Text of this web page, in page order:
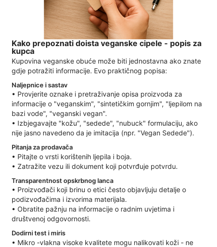
Kako prepoznati doista veganske cipele - popis za
kupca
Kupovina veganske obuće može biti jednostavna ako znate
gdje potražiti informacije. Evo praktičnog popisa:
Naljepnice i sastav
• Provjerite oznake i pretraživanje opisa proizvoda za
informacije o "veganskim", "sintetičkim gornjim", "ljepilom na
bazi vode", "veganski vegan".
• Izbjegavajte "kožu", "sedede", "nubuck" formulaciju, ako
nije jasno navedeno da je imitacija (npr. "Vegan Sedede").
Pitanja za prodavača
• Pitajte o vrsti korištenih ljepila i boja.
• Zatražite vezu ili dokument koji potvrđuje potvrdu.
Transparentnost opskrbnog lanca
• Proizvođači koji brinu o etici često objavljuju detalje o
podizvođačima i izvorima materijala.
• Obratite pažnju na informacije o radnim uvjetima i
društvenoj odgovornosti.
Dodirni test i miris
• Mikro -vlakna visoke kvalitete mogu nalikovati koži - ne